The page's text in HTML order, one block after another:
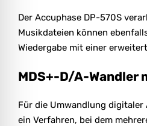
Der Accuphase DP-570S
Musikdateien können
Wiedergabe mit einer
MDS+-D/A-Wandler
Für die Umwandlung digitaler
ein Verfahren, bei dem